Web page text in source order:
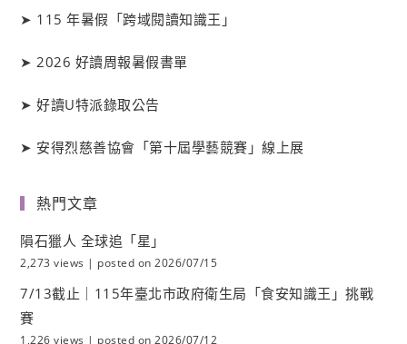
➤ 115 年暑假「跨域閱讀知識王」
➤2026 好讀周報暑假書單
➤好讀U特派錄取公告
➤ 安得烈慈善協會「第十屆學藝競賽」線上展
熱門文章
隕石獵人 全球追「星」
2,273 views | posted on 2026/07/15
7/13截止｜115年臺北市政府衛生局「食安知識王」挑戰
賽
1,226 views | posted on 2026/07/12